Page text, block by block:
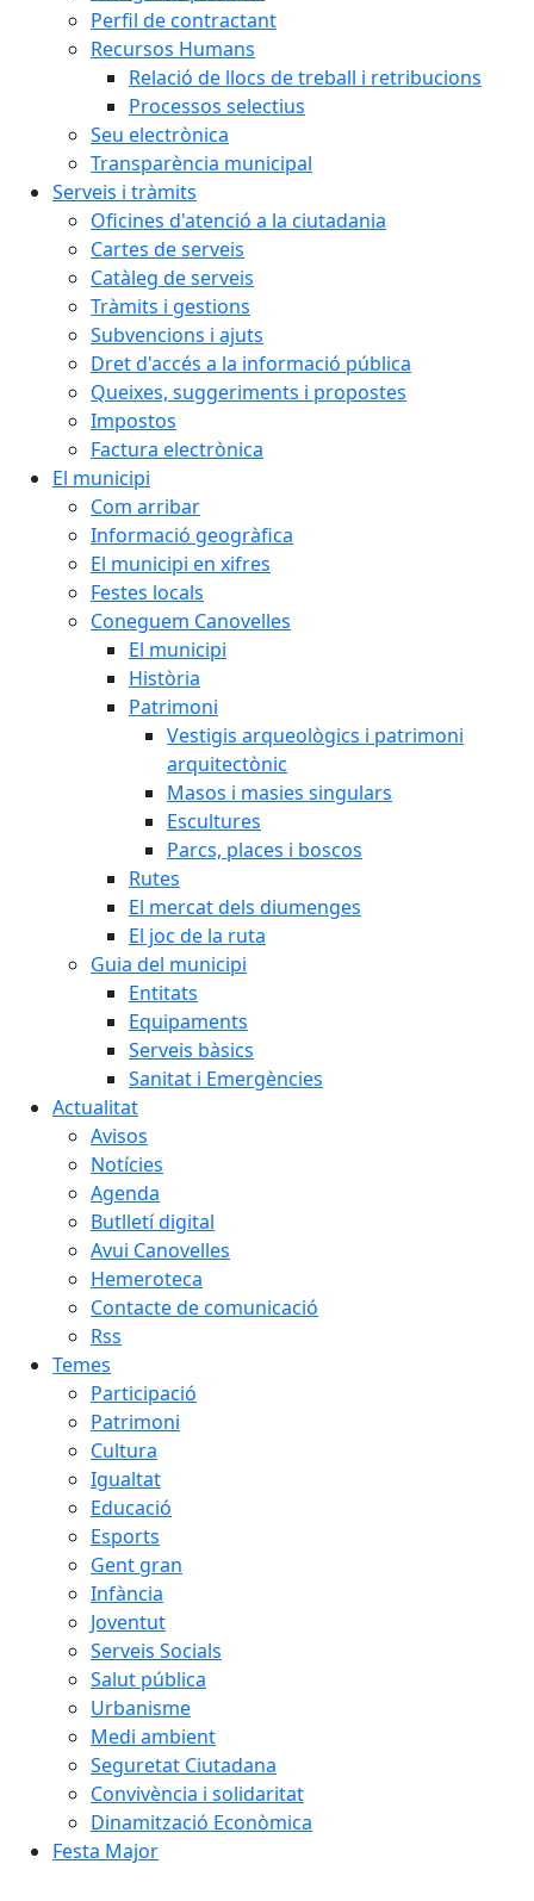
Perfil de contractant
Recursos Humans
Relació de llocs de treball i retribucions
Processos selectius
Seu electrònica
Transparència municipal
Serveis i tràmits
Oficines d'atenció a la ciutadania
Cartes de serveis
Catàleg de serveis
Tràmits i gestions
Subvencions i ajuts
Dret d'accés a la informació pública
Queixes, suggeriments i propostes
Impostos
Factura electrònica
El municipi
Com arribar
Informació geogràfica
El municipi en xifres
Festes locals
Coneguem Canovelles
El municipi
Història
Patrimoni
Vestigis arqueològics i patrimoni
arquitectònic
Masos i masies singulars
Escultures
Parcs, places i boscos
Rutes
El mercat dels diumenges
El joc de la ruta
Guia del municipi
Entitats
Equipaments
Serveis bàsics
Sanitat i Emergències
Actualitat
Avisos
Notícies
Agenda
Butlletí digital
Avui Canovelles
Hemeroteca
Contacte de comunicació
Rss
Temes
Participació
Patrimoni
Cultura
Igualtat
Educació
Esports
Gent gran
Infància
Joventut
Serveis Socials
Salut pública
Urbanisme
Medi ambient
Seguretat Ciutadana
Convivència i solidaritat
Dinamització Econòmica
Festa Major